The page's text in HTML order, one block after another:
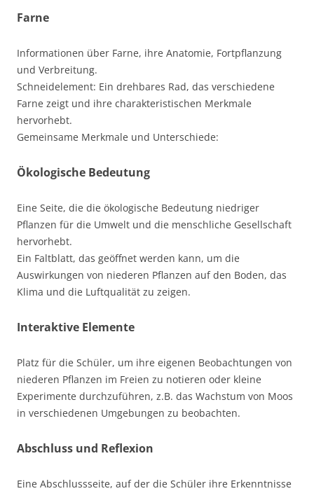
Farne
Informationen über Farne, ihre Anatomie, Fortpflanzung
und Verbreitung.
Schneidelement: Ein drehbares Rad, das verschiedene
Farne zeigt und ihre charakteristischen Merkmale
hervorhebt.
Gemeinsame Merkmale und Unterschiede:
Ökologische Bedeutung
Eine Seite, die die ökologische Bedeutung niedriger
Pflanzen für die Umwelt und die menschliche Gesellschaft
hervorhebt.
Ein Faltblatt, das geöffnet werden kann, um die
Auswirkungen von niederen Pflanzen auf den Boden, das
Klima und die Luftqualität zu zeigen.
Interaktive Elemente
Platz für die Schüler, um ihre eigenen Beobachtungen von
niederen Pflanzen im Freien zu notieren oder kleine
Experimente durchzuführen, z.B. das Wachstum von Moos
in verschiedenen Umgebungen zu beobachten.
Abschluss und Reflexion
Eine Abschlussseite, auf der die Schüler ihre Erkenntnisse